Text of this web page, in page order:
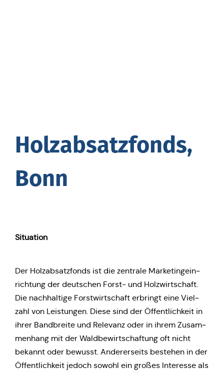
Holz­ab­satz­fonds,
Bonn
Situa­ti­on
Der Holz­ab­satz­fonds ist die zen­tra­le Mar­ke­ting­ein­
rich­tung der deut­schen Forst- und Holz­wirt­schaft.
Die nach­hal­ti­ge Forst­wirt­schaft erbringt eine Viel­
zahl von Leis­tun­gen. Diese sind der Öffent­lich­keit in
ihrer Band­brei­te und Rele­vanz oder in ihrem Zusam­
men­hang mit der Wald­be­wirt­schaf­tung oft nicht
bekannt oder bewusst. Ande­rer­seits bestehen in der
Öffent­lich­keit jedoch sowohl ein großes Inter­es­se als